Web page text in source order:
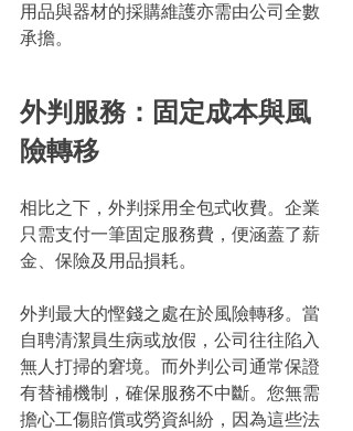
用品與器材的採購維護亦需由公司全數
承擔。
外判服務：固定成本與風
險轉移
相比之下，外判採用全包式收費。企業
只需支付一筆固定服務費，便涵蓋了薪
金、保險及用品損耗。
外判最大的慳錢之處在於風險轉移。當
自聘清潔員生病或放假，公司往往陷入
無人打掃的窘境。而外判公司通常保證
有替補機制，確保服務不中斷。您無需
擔心工傷賠償或勞資糾紛，因為這些法